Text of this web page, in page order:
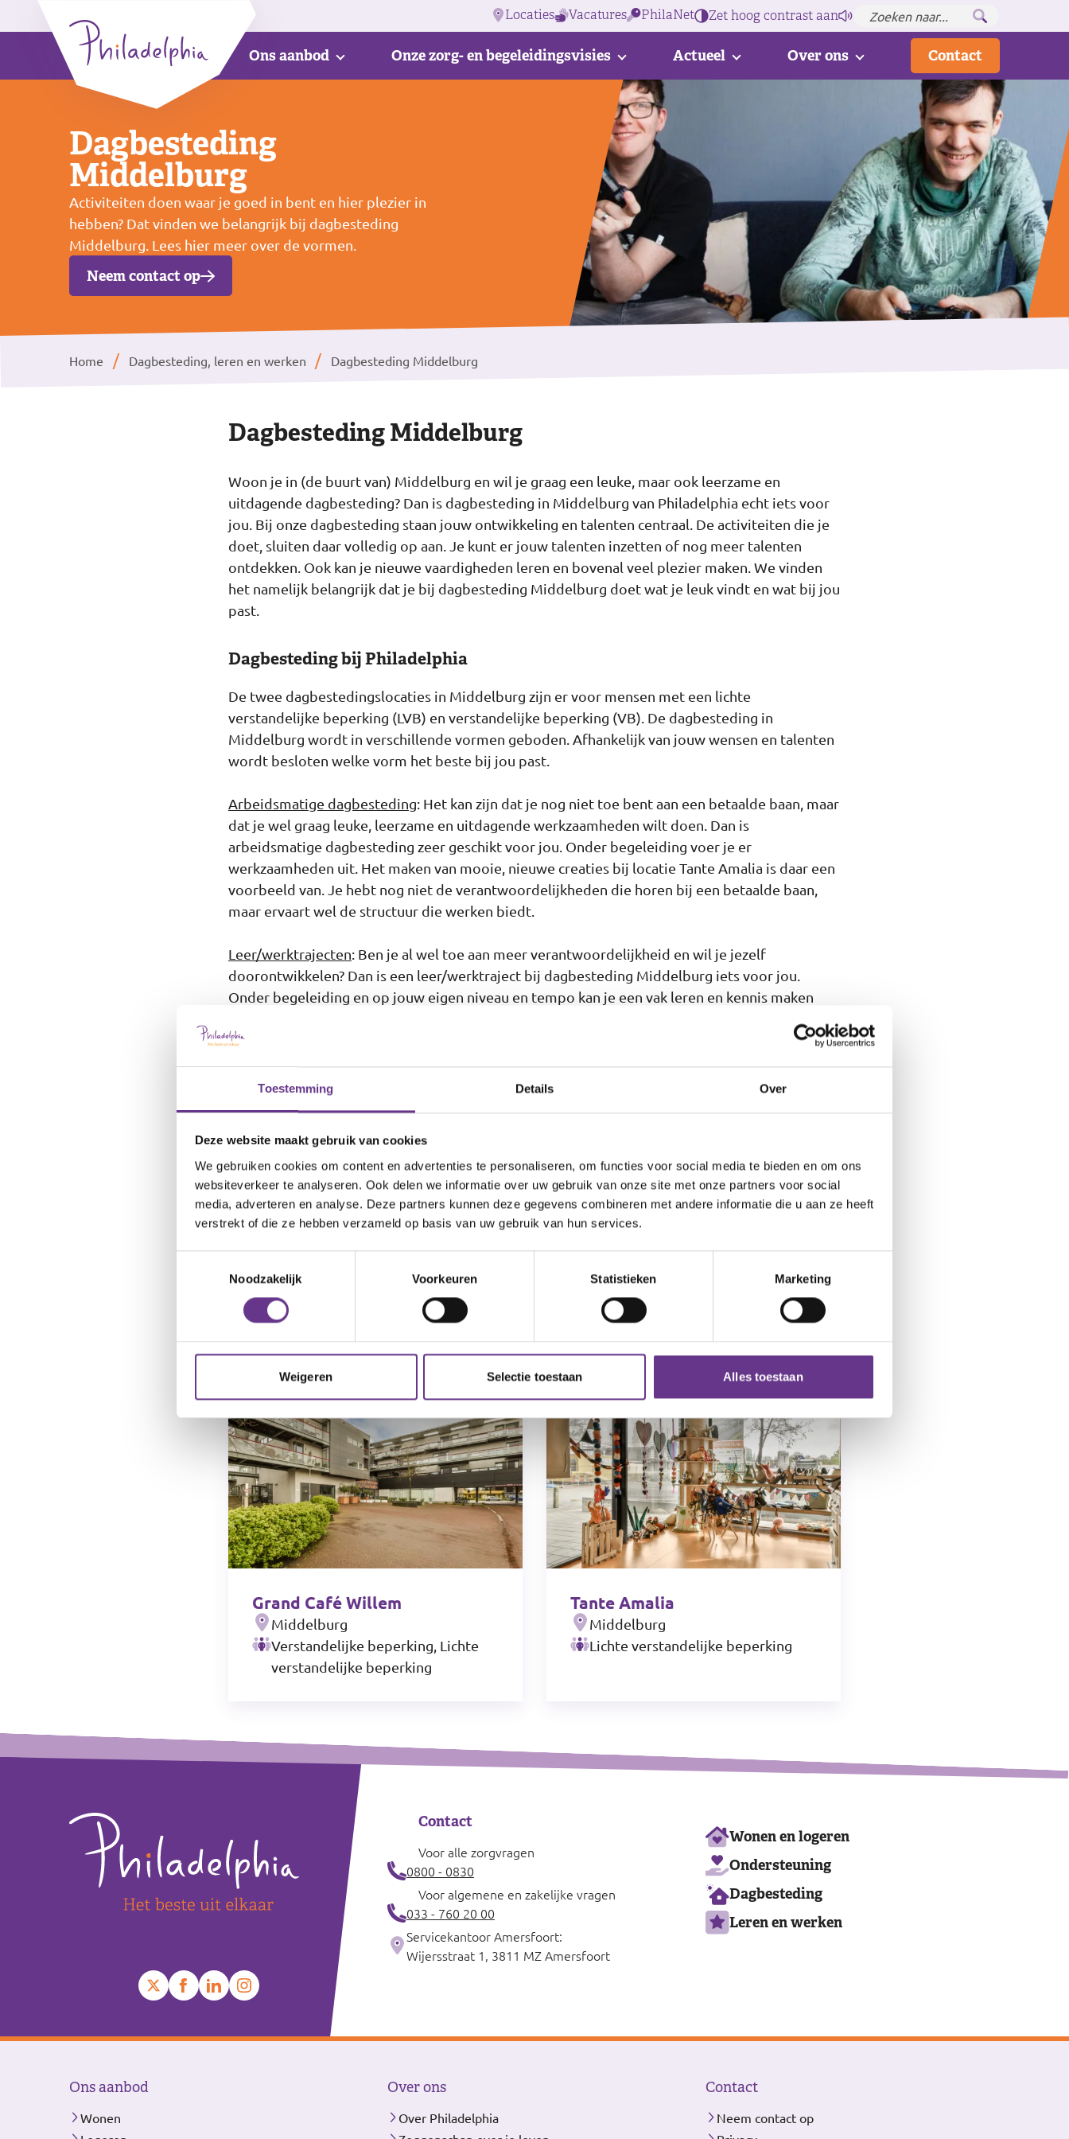
Toestemming Details Over
Deze website maakt gebruik van cookies
We gebruiken cookies om content en advertenties te personaliseren, om functies voor social media te bieden en om ons
websiteverkeer te analyseren. Ook delen we informatie over uw gebruik van onze site met onze partners voor social
media, adverteren en analyse. Deze partners kunnen deze gegevens combineren met andere informatie die u aan ze heeft
verstrekt of die ze hebben verzameld op basis van uw gebruik van hun services.
Noodzakelijk
Voorkeuren Statistieken Marketing
Weigeren Selectie toestaan Alles toestaan
Locaties Vacatures PhilaNet Zet hoog contrast aan
Ons aanbod Onze zorg- en begeleidingsvisies Actueel Over ons Contact
Dagbesteding
Middelburg
Activiteiten doen waar je goed in bent en hier plezier in
hebben? Dat vinden we belangrijk bij dagbesteding
Middelburg. Lees hier meer over de vormen.
Neem contact op
Home Dagbesteding, leren en werken Dagbesteding Middelburg
Dagbesteding Middelburg
Woon je in (de buurt van) Middelburg en wil je graag een leuke, maar ook leerzame en
uitdagende dagbesteding? Dan is dagbesteding in Middelburg van Philadelphia echt iets voor
jou. Bij onze dagbesteding staan jouw ontwikkeling en talenten centraal. De activiteiten die je
doet, sluiten daar volledig op aan. Je kunt er jouw talenten inzetten of nog meer talenten
ontdekken. Ook kan je nieuwe vaardigheden leren en bovenal veel plezier maken. We vinden
het namelijk belangrijk dat je bij dagbesteding Middelburg doet wat je leuk vindt en wat bij jou
past.
Dagbesteding bij Philadelphia
De twee dagbestedingslocaties in Middelburg zijn er voor mensen met een lichte
verstandelijke beperking (LVB) en verstandelijke beperking (VB). De dagbesteding in
Middelburg wordt in verschillende vormen geboden. Afhankelijk van jouw wensen en talenten
wordt besloten welke vorm het beste bij jou past.
Arbeidsmatige dagbesteding: Het kan zijn dat je nog niet toe bent aan een betaalde baan, maar
dat je wel graag leuke, leerzame en uitdagende werkzaamheden wilt doen. Dan is
arbeidsmatige dagbesteding zeer geschikt voor jou. Onder begeleiding voer je er
werkzaamheden uit. Het maken van mooie, nieuwe creaties bij locatie Tante Amalia is daar een
voorbeeld van. Je hebt nog niet de verantwoordelijkheden die horen bij een betaalde baan,
maar ervaart wel de structuur die werken biedt.
Leer/werktrajecten: Ben je al wel toe aan meer verantwoordelijkheid en wil je jezelf
doorontwikkelen? Dan is een leer/werktraject bij dagbesteding Middelburg iets voor jou.
Onder begeleiding en op jouw eigen niveau en tempo kan je een vak leren en kennis maken
keukenvaardigheden. De leer/werktrajecten worden door Philadelphia ontwikkeld, speciaal
Jouw ontwikkeling en talenten staan voor ons centraal bij het vormgeven van jouw
dagbesteding. Het vormt de basis van deze dienstverlening. Hierdoor kunnen we de
dagbesteding in Middelburg het beste op jou aan laten sluiten. Voorafgaand zullen we daarom
met jou en jouw familie hierover in overleg gaan. Wil je meer weten over de mogelijkheden
Grand Café Willem
Middelburg
Verstandelijke beperking, Lichte
verstandelijke beperking
Tante Amalia
Middelburg
Lichte verstandelijke beperking
−
Contact
Voor alle zorgvragen
0800 - 0830
Voor algemene en zakelijke vragen
033 - 760 20 00
Servicekantoor Amersfoort:
Wijersstraat 1, 3811 MZ Amersfoort
Ons
aanbod
Wonen en logeren
Ondersteuning
Dagbesteding
Leren en werken
Ons aanbod
Wonen
Over ons
Over Philadelphia
Contact
Neem contact op